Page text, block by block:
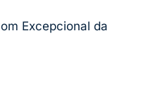
Excepcional da